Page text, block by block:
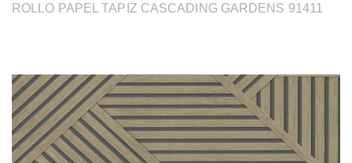
ROLLO PAPEL TAPIZ CASCADING GARDENS 91411